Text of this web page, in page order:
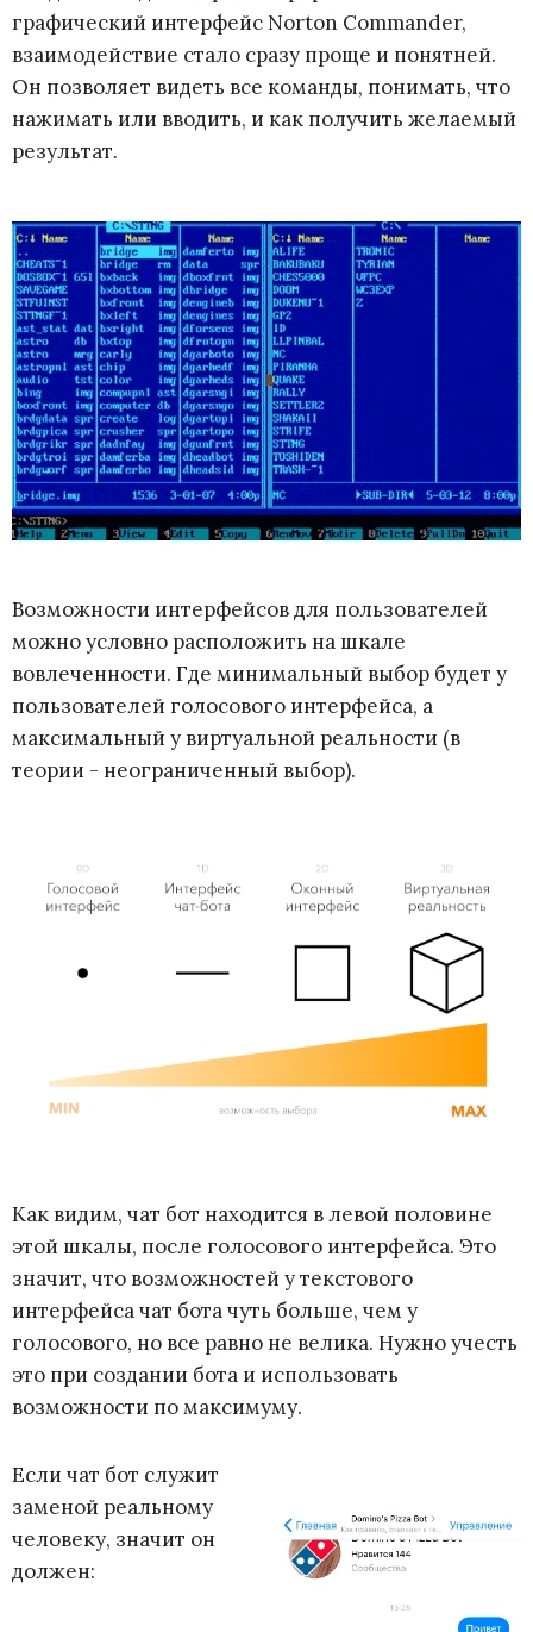
графический интерфейс Norton Commander,
взаимодействие стало сразу проще и понятней.
Он позволяет видеть все команды, понимать, что
нажимать или вводить, и как получить желаемый
результат.
Возможности интерфейсов для пользователей
можно условно расположить на шкале
вовлеченности. Где минимальный выбор будет у
пользователей голосового интерфейса, а
максимальный у виртуальной реальности (в
теории - неограниченный выбор).
Как видим, чат бот находится в левой половине
этой шкалы, после голосового интерфейса. Это
значит, что возможностей у текстового
интерфейса чат бота чуть больше, чем у
голосового, но все равно не велика. Нужно учесть
это при создании бота и использовать
возможности по максимуму.
Если чат бот служит
заменой реальному
человеку, значит он
должен: